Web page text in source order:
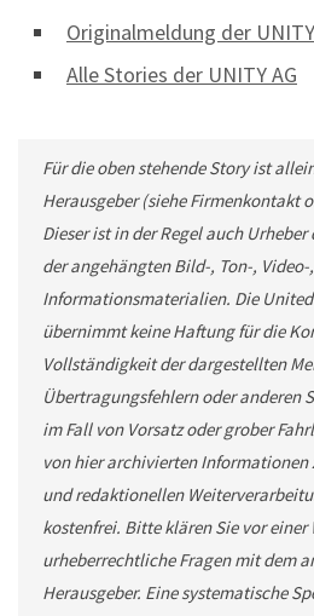
Originalmeldung der
Alle Stories der UNITY AG
Für die oben stehende Story ist
Herausgeber (siehe Firmenkontakt
Dieser ist in der Regel auch Urheber
der angehängten Bild-, Ton-,
Informationsmaterialien. Die
übernimmt keine Haftung für die
Vollständigkeit der dargestellten
Übertragungsfehlern oder anderen
im Fall von Vorsatz oder grober
von hier archivierten
und redaktionellen
kostenfrei. Bitte klären Sie vor
urheberrechtliche Fragen mit dem
Herausgeber. Eine systematische